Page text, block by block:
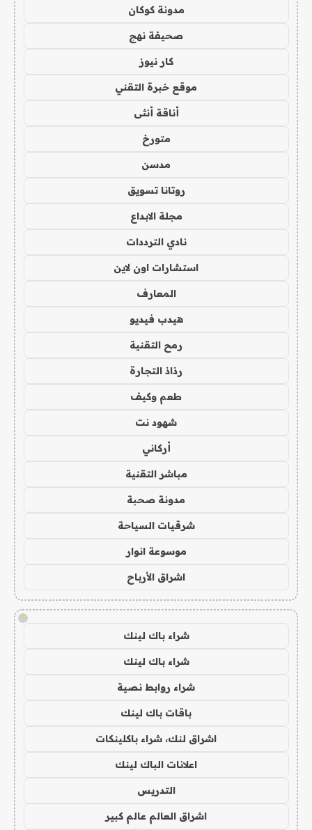
مدونة كوكان
صحيفة نهج
كار نيوز
موقع خبرة التقني
أناقة أنثى
متورخ
مدسن
روتانا تسويق
مجلة الابداع
نادي الترددات
استشارات اون لاين
المعارف
هيدب فيديو
رمح التقنية
رذاذ التجارة
طعم وكيف
شهود نت
أركاني
مباشر التقنية
مدونة صحبة
شرقيات السياحة
موسوعة انوار
اشراق الأرباح
!
شراء باك لينك
شراء باك لينك
شراء روابط نصية
باقات باك لينك
اشراق لنك، شراء باكلينكات
اعلانات الباك لينك
التدريس
اشراق العالم عالم كبير